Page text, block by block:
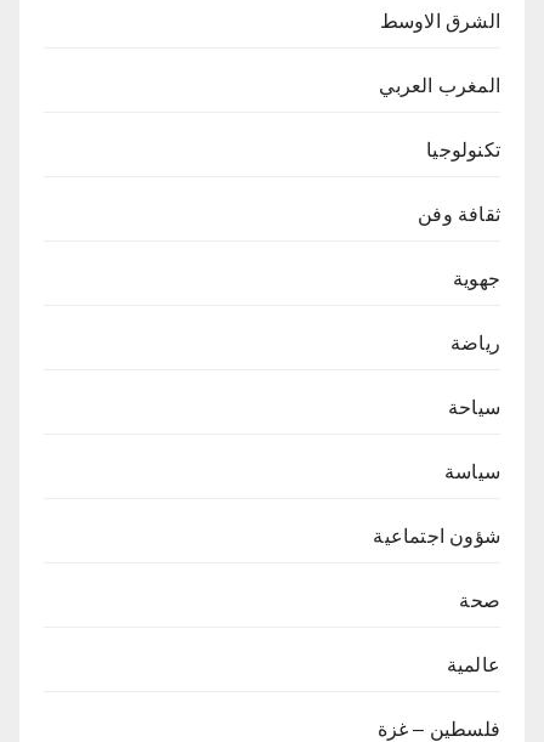
الشرق الاوسط
المغرب العربي
تكنولوجيا
ثقافة وفن
جهوية
رياضة
سياحة
سياسة
شؤون اجتماعية
صحة
عالمية
فلسطين – غزة